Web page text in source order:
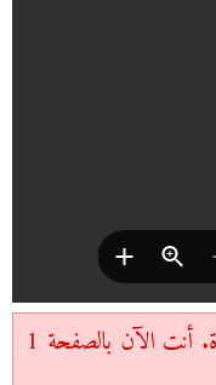
اضغط على الصفحة التالية لمتابعة القراءة. أنت الآن بالصفحة 1